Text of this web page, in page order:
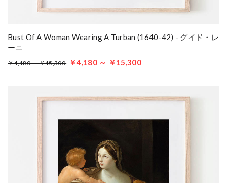
Bust Of A Woman Wearing A Turban (1640-42) - グイド・レ
ーニ
￥4,180 ～ ￥15,300 ￥4,180 ～ ￥15,300